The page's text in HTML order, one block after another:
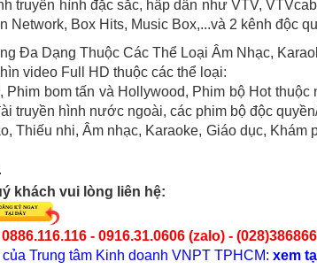
truyền hình đặc sắc, hấp dẫn như VTV,
Network, Box Hits, Music Box,...và 2 kênh độc
Đa Dạng Thuộc Các Thể Loại Âm Nhạc,
video Full HD thuộc các thể loại:
Phim bom tấn và Hollywood, Phim bộ Hot
truyền hình nước ngoài, các phim bộ độc
Thiếu nhi, Âm nhạc, Karaoke, Giáo dục, Khám
khách vui lòng liên hệ:
0886.116.116 - 0916.31.0606 (zalo) -
Trung tâm Kinh doanh VNPT TPHCM: xem